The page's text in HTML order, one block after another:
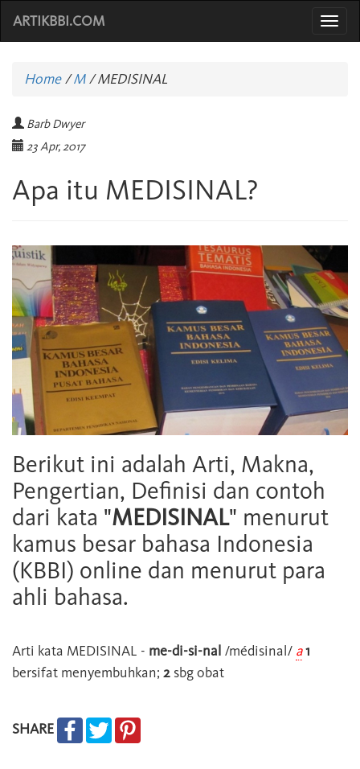
ARTIKBBI.COM
Home/M /MEDISINAL
Barb Dwyer
23 Apr, 2017
Apa itu MEDISINAL?
Berikut ini adalah Arti, Makna,
Pengertian, Definisi dan contoh
dari kata "MEDISINAL" menurut
kamus besar bahasa Indonesia
(KBBI) online dan menurut para
ahli bahasa.
Arti kata MEDISINAL - me-di-si-nal /médisinal/ a1
bersifat menyembuhkan; 2 sbg obat
SHARE